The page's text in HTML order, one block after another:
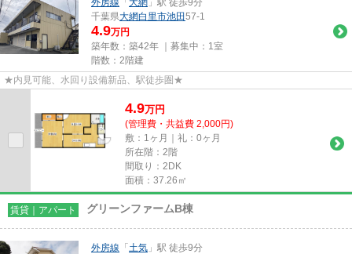
外房線 「 大網 」駅 徒歩9分
千葉県大網白里市池田57-1
4.9万円
築年数：築42年 ｜募集中： 1室
階数：2階建
★内見可能、水回り設備新品、駅徒歩圏★
4.9万円
(管理費・共益費 2,000円)
敷：1ヶ月｜礼：0ヶ月
所在階：2階
間取り：2DK
面積：37.26㎡
賃貸｜アパート グリーンファームB棟
外房線 「 土気 」駅 徒歩9分